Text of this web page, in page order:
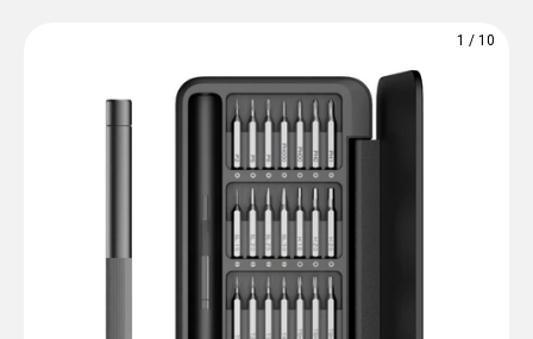
1 / 10